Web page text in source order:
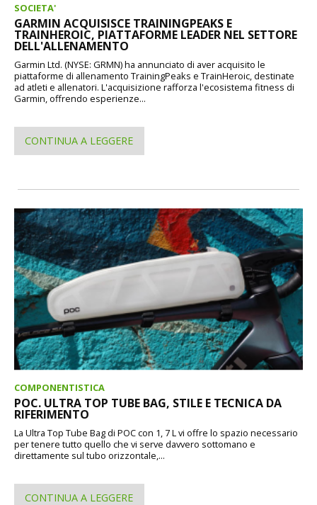
SOCIETA'
GARMIN ACQUISISCE TRAININGPEAKS E
TRAINHEROIC, PIATTAFORME LEADER NEL SETTORE
DELL'ALLENAMENTO
Garmin Ltd. (NYSE: GRMN) ha annunciato di aver acquisito le
piattaforme di allenamento TrainingPeaks e TrainHeroic, destinate
ad atleti e allenatori. L'acquisizione rafforza l'ecosistema fitness di
Garmin, offrendo esperienze...
CONTINUA A LEGGERE
COMPONENTISTICA
POC. ULTRA TOP TUBE BAG, STILE E TECNICA DA
RIFERIMENTO
La Ultra Top Tube Bag di POC con 1, 7 L vi offre lo spazio necessario
per tenere tutto quello che vi serve davvero sottomano e
direttamente sul tubo orizzontale,...
CONTINUA A LEGGERE